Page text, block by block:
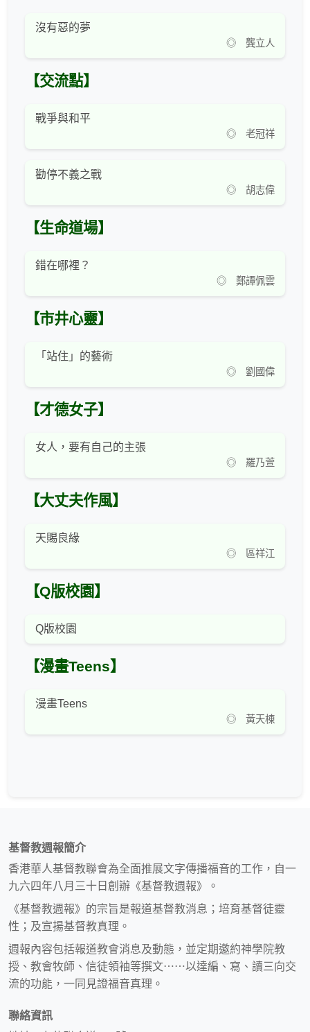
沒有惡的夢
◎ 龔立人
【交流點】
戰爭與和平
◎ 老冠祥
勸停不義之戰
◎ 胡志偉
【生命道場】
錯在哪裡？
◎ 鄭譚佩雲
【市井心靈】
「站住」的藝術
◎ 劉國偉
【才德女子】
女人，要有自己的主張
◎ 羅乃萱
【大丈夫作風】
天賜良緣
◎ 區祥江
【Q版校園】
Q版校園
【漫畫Teens】
漫畫Teens
◎ 黃天棟
基督教週報簡介
香港華人基督教聯會為全面推展文字傳播福音的工作，自一
九六四年八月三十日創辦《基督教週報》。
《基督教週報》的宗旨是報道基督教消息；培育基督徒靈
性；及宣揚基督教真理。
週報內容包括報道教會消息及動態，並定期邀約神學院教
授、教會牧師、信徒領袖等撰文⋯⋯以達編、寫、讀三向交
流的功能，一同見證福音真理。
聯絡資訊